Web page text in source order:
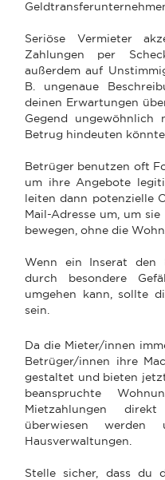
Seriöse Vermieter
Zahlungen per
außerdem auf
B. ungenaue
deinen Erwartungen
Gegend ungewöhnlich
Betrug hindeuten
Betrüger benutzen oft
um ihre Angebote
leiten dann potenzielle
Mail-Adresse um, um
bewegen, ohne die
Wenn ein Inserat den
durch besondere
umgehen kann, sollte
sein.
Da die Mieter/innen
Betrüger/innen ihre
gestaltet und bieten
beanspruchte
Mietzahlungen
überwiesen
Hausverwaltungen.
Stelle sicher, dass du